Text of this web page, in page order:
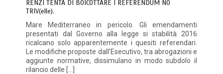
RENZI TENTA DI BOICOTTARE I REFERENDUM NO
TRIV(elle).
Mare Mediterraneo in pericolo. Gli emendamenti
presentati dal Governo alla legge si stabilità 2016
ricalcano solo apparentemente i quesiti referendari.
Le modifiche proposte dall’Esecutivo, tra abrogazioni e
aggiunte normative, dissimulano in modo subdolo il
rilancio delle […]